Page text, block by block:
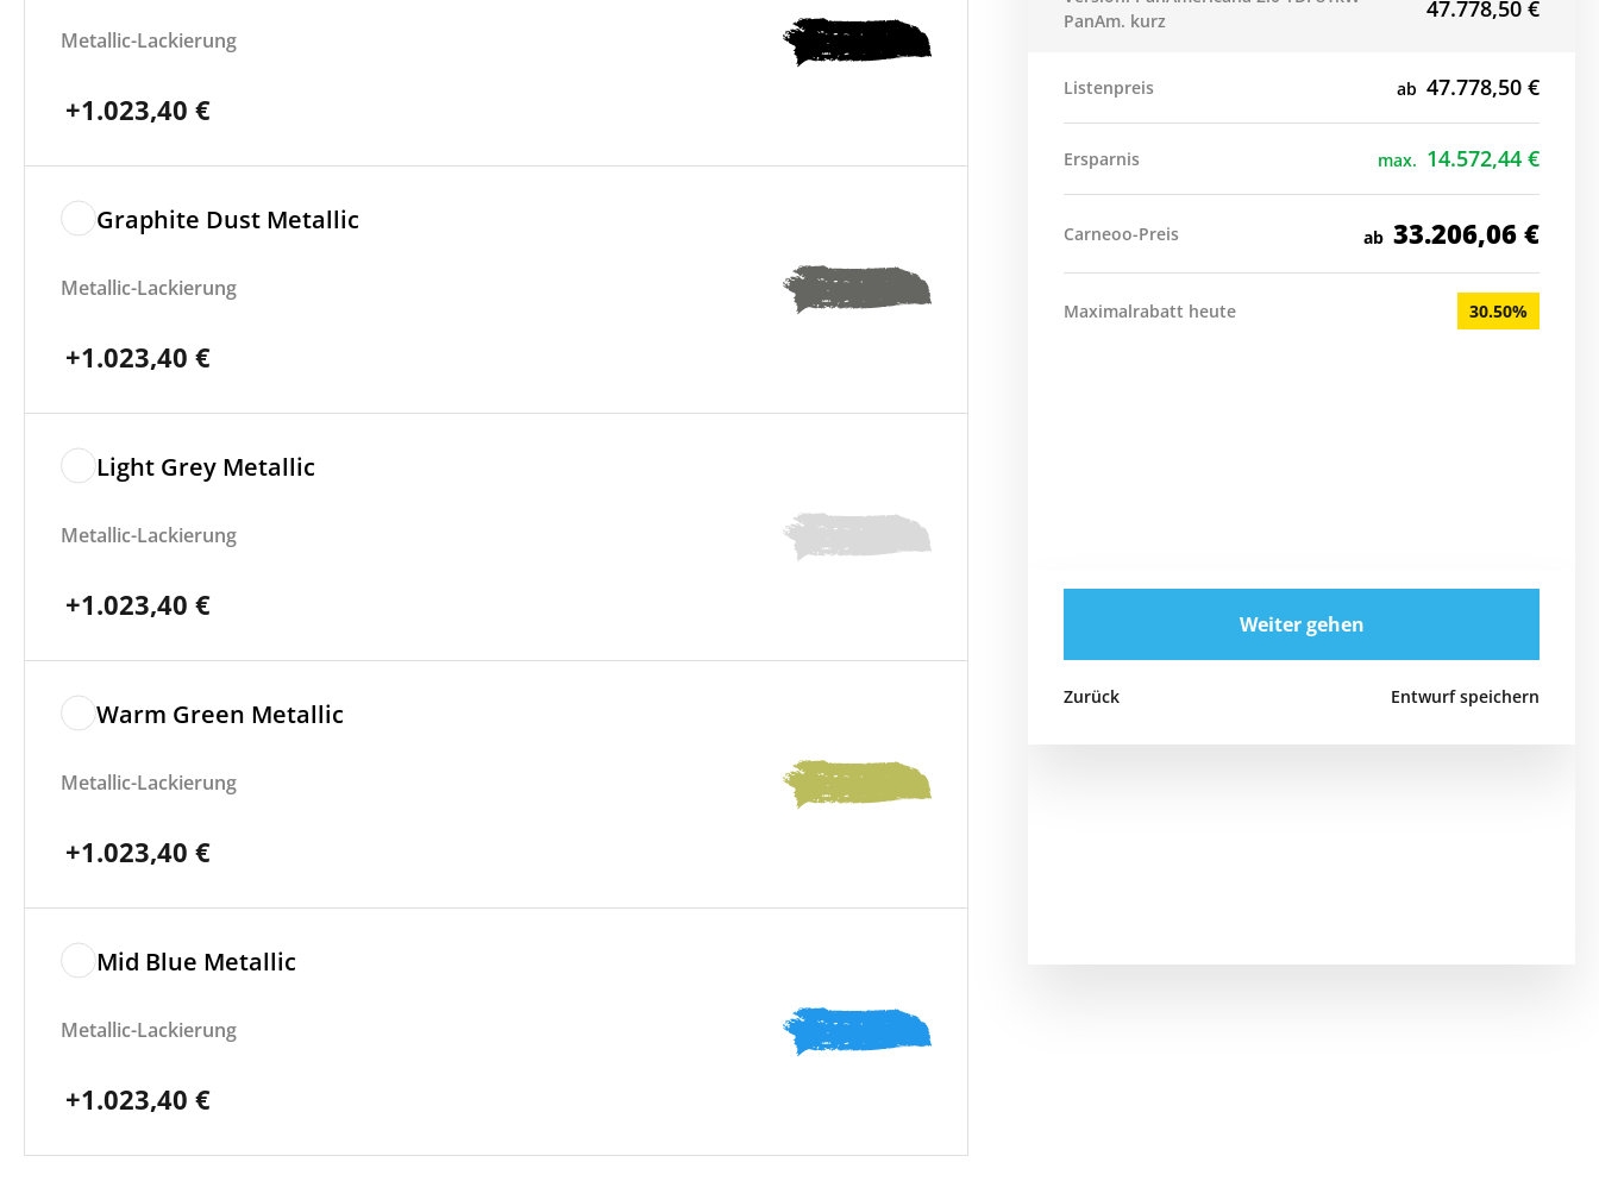
Metallic-Lackierung
+1.023,40 €
Graphite Dust Metallic
Metallic-Lackierung
+1.023,40 €
Light Grey Metallic
Metallic-Lackierung
+1.023,40 €
Warm Green Metallic
Metallic-Lackierung
+1.023,40 €
Mid Blue Metallic
Metallic-Lackierung
+1.023,40 €
PanAm. kurz
47.778,50 €
Listenpreis ab 47.778,50 €
Ersparnis max. 14.572,44 €
Carneoo-Preis ab 33.206,06 €
Maximalrabatt heute 30.50%
Weiter gehen
Zurück Entwurf speichern